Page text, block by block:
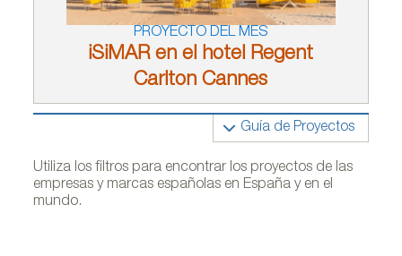
PROYECTO DEL MES
iSiMAR en el hotel Regent
Carlton Cannes
Guía de Proyectos
Utiliza los filtros para encontrar los proyectos de las
empresas y marcas españolas en España y en el
mundo.